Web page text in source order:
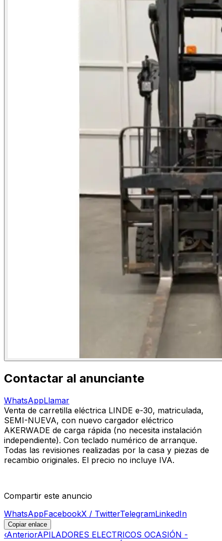
Contactar al anunciante
WhatsAppLlamar
Venta de carretilla eléctrica LINDE e-30, matriculada,
SEMI-NUEVA, con nuevo cargador eléctrico
AKERWADE de carga rápida (no necesita instalación
independiente). Con teclado numérico de arranque.
Todas las revisiones realizadas por la casa y piezas de
recambio originales. El precio no incluye IVA.
Compartir este anuncio
WhatsAppFacebookX / TwitterTelegramLinkedIn
Copiar enlace
‹AnteriorAPILADORES ELECTRICOS OCASIÓN -